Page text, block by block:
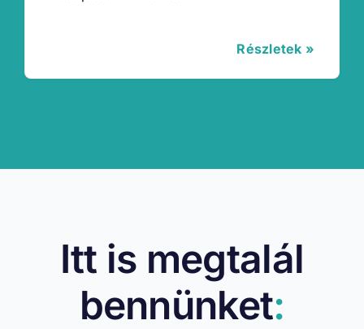
Részletek »
Itt is megtalál
bennünket: